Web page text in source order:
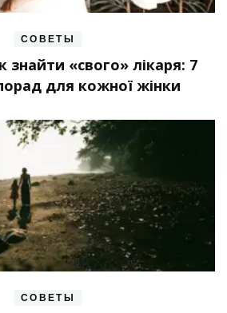
СОВЕТЫ
знайти «свого» лікаря: 7
для кожної жінки
СОВЕТЫ